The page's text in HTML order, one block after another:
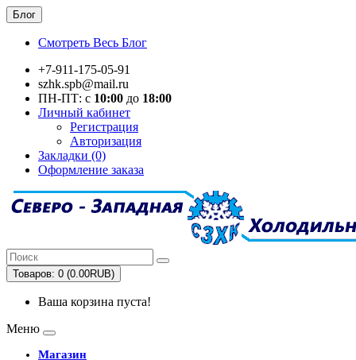
Блог
Смотреть Весь Блог
+7-911-175-05-91
szhk.spb@mail.ru
ПН-ПТ: с 10:00 до 18:00
Личный кабинет
Регистрация
Авторизация
Закладки (0)
Оформление заказа
Товаров: 0 (0.00RUB)
Ваша корзина пуста!
Меню
Магазин